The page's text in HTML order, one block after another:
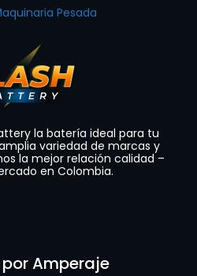
Pesada
la batería ideal para tu
variedad de marcas y
la mejor relación calidad –
en Colombia.
Amperaje